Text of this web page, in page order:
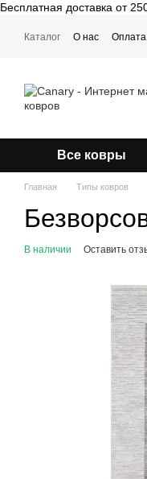
Перейти к основному
Бесплатная доставка от
Каталог О нас Оплата
Все ковры
Главная Типы ковров
В наличии Оставить